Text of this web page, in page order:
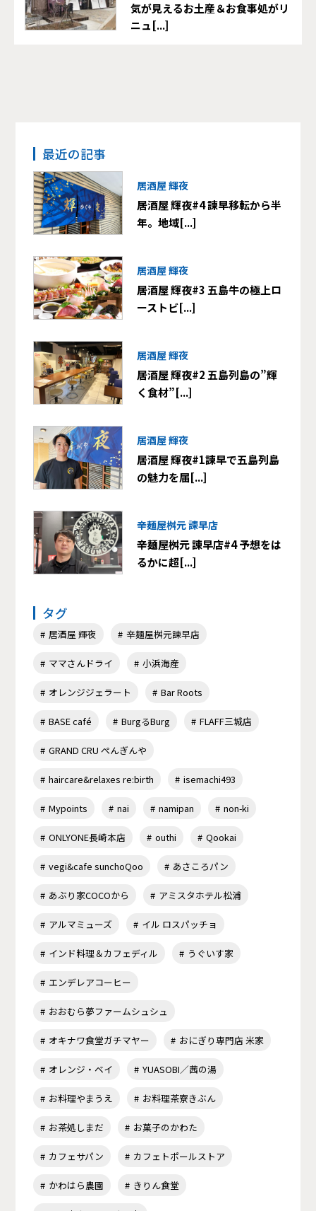
気が見えるお土産＆お食事処がリ
ニュ[...]
最近の記事
居酒屋 輝夜
居酒屋 輝夜#4 諫早移転から半
年。地域[...]
居酒屋 輝夜
居酒屋 輝夜#3 五島牛の極上ロ
ーストビ[...]
居酒屋 輝夜
居酒屋 輝夜#2 五島列島の”輝
く食材”[...]
居酒屋 輝夜
居酒屋 輝夜#1諫早で五島列島
の魅力を届[...]
辛麺屋桝元 諫早店
辛麺屋桝元 諫早店#4 予想をは
るかに超[...]
タグ
居酒屋 輝夜 辛麺屋桝元諫早店
ママさんドライ 小浜海産
オレンジジェラート Bar Roots
BASE café BurgるBurg FLAFF三城店
GRAND CRU ぺんぎんや
haircare&relaxes re:birth isemachi493
Mypoints nai namipan non-ki
ONLYONE長崎本店 outhi Qookai
vegi&cafe sunchoQoo あさころパン
あぶり家COCOから アミスタホテル松浦
アルマミューズ イル ロスパッチョ
インド料理＆カフェディル うぐいす家
エンデレアコーヒー
おおむら夢ファームシュシュ
オキナワ食堂ガチマヤー おにぎり専門店 米家
オレンジ・ベイ YUASOBI／茜の湯
お料理やまうえ お料理茶寮きぶん
お茶処しまだ お菓子のかわた
カフェサパン カフェトポールストア
かわはら農園 きりん食堂